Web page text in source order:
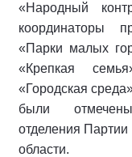
«Народный
координаторы
«Парки малых
«Крепкая
«Городская
были
отделения Партии
области.